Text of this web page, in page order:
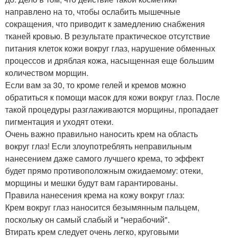
направлено на то, чтобы ослабить мышечные
сокращения, что приводит к замедлению снабжения
тканей кровью. В результате практическое отсутствие
питания клеток кожи вокруг глаз, нарушение обменных
процессов и дряблая кожа, насыщенная еще большим
количеством морщин.
Если вам за 30, то кроме гелей и кремов можно
обратиться к помощи масок для кожи вокруг глаз. После
такой процедуры разглаживаются морщины, пропадает
пигментация и уходят отеки.
Очень важно правильно наносить крем на область
вокруг глаз! Если злоупотреблять неправильным
нанесением даже самого лучшего крема, то эффект
будет прямо противоположным ожидаемому: отеки,
морщины и мешки будут вам гарантированы.
Правила нанесения крема на кожу вокруг глаз:
Крем вокруг глаз наносится безымянным пальцем,
поскольку он самый слабый и "нерабочий".
Втирать крем следует очень легко, круговыми